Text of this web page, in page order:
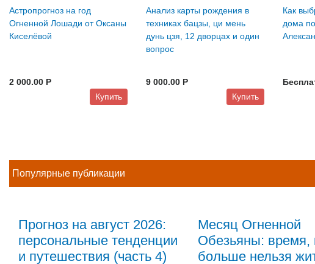
Астропрогноз на год
Огненной Лошади от Оксаны
Киселёвой
2 000.00 P
Купить
Анализ карты рождения в
техниках бацзы, ци мень
дунь цзя, 12 дворцах и один
вопрос
9 000.00 P
Купить
Как
дома
Популярные публикации
Прогноз на август 2026:
персональные тенденции
и путешествия (часть 4)
Месяц Огненной
Обезьяны: время,
больше нельзя